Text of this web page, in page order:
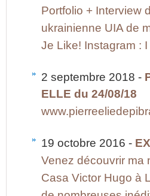
Portfolio + Interview
ukrainienne UIA de
Je Like! Instagram :
2 septembre 2018 -
ELLE du 24/08/18
19 octobre 2016 -
Venez découvrir ma
Casa Victor Hugo à